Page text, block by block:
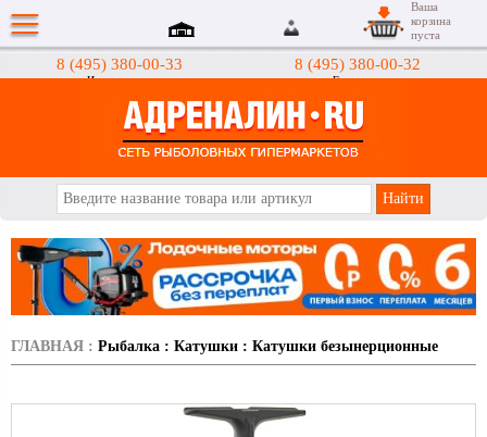
8 (495) 380-00-33
Интернет-магазин
8 (495) 380-00-32
Гипермаркеты
Ваша
корзина
пуста
ГЛАВНАЯ : Рыбалка : Катушки : Катушки безынерционные